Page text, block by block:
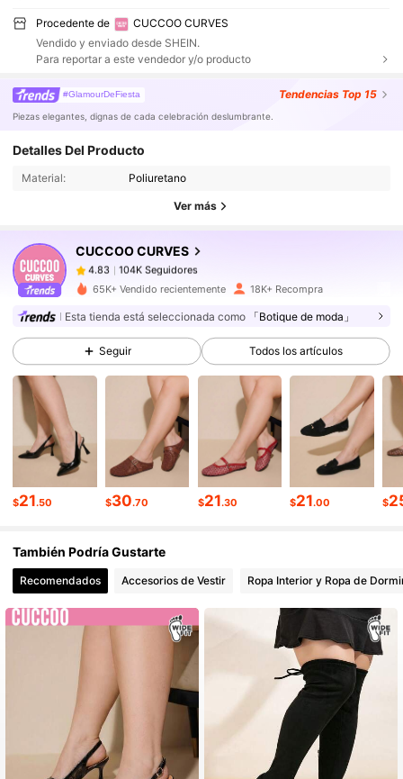
Procedente de
CUCCOO CURVES
Vendido y enviado desde SHEIN.
Para reportar a este vendedor y/o producto
#GlamourDeFiesta Tendencias Top 15
Piezas elegantes, dignas de cada celebración deslumbrante.
Detalles Del Producto
Material: Poliuretano
Ver más
CUCCOO CURVES
4.83
104K Seguidores
j***z pagóHace 1 día
4.83 104K Seguidores
4.83 104K Seguidores
104K Seguidores
4.83 104K Seguidores
4.83 104K Seguidores
104K Seguidores
104K Seguidores
4.83 104K Seguidores
65K+ Vendido recientemente 18K+ Recompra
Esta tienda está seleccionada como 「Botique de moda」
Seguir Todos los artículos
$21.50 $30.70 $21.30 $21.00 $
También Podría Gustarte
Recomendados Accesorios de Vestir Ropa Interior y Ropa de